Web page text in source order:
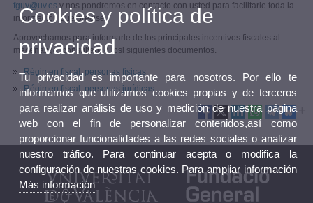
fguv@uv.es y nos pondremos en contacto con usted para facilitarle toda la
información que precise.
Aprovechamos para informarle de los principales incentivos fiscales al
mecenazgo, consultando losl siguientes documentos.
Régimen fiscal: personas físicas
Régimen fiscal: personas jurídicas
Cookies y política de
privacidad
Tu privacidad es importante para nosotros. Por ello te
informamos que utilizamos cookies propias y de terceros
para realizar análisis de uso y medición de nuestra página
web con el fin de personalizar contenidos,así como
proporcionar funcionalidades a las redes sociales o analizar
nuestro tráfico. Para continuar acepta o modifica la
configuración de nuestras cookies. Para ampliar información
Más información